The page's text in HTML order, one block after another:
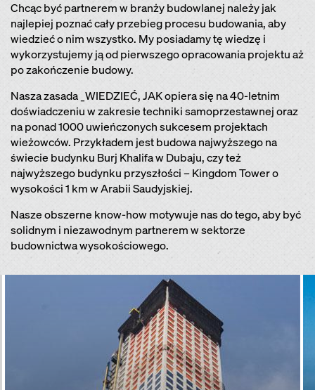
Chcąc być partnerem w branży budowlanej należy jak
najlepiej poznać cały przebieg procesu budowania, aby
wiedzieć o nim wszystko. My posiadamy tę wiedzę i
wykorzystujemy ją od pierwszego opracowania projektu aż
po zakończenie budowy.
Nasza zasada _WIEDZIEĆ, JAK opiera się na 40-letnim
doświadczeniu w zakresie techniki samoprzestawnej oraz
na ponad 1000 uwieńczonych sukcesem projektach
wieżowców. Przykładem jest budowa najwyższego na
świecie budynku Burj Khalifa w Dubaju, czy też
najwyższego budynku przyszłości – Kingdom Tower o
wysokości 1 km w Arabii Saudyjskiej.
Nasze obszerne know-how motywuje nas do tego, aby być
solidnym i niezawodnym partnerem w sektorze
budownictwa wysokościowego.